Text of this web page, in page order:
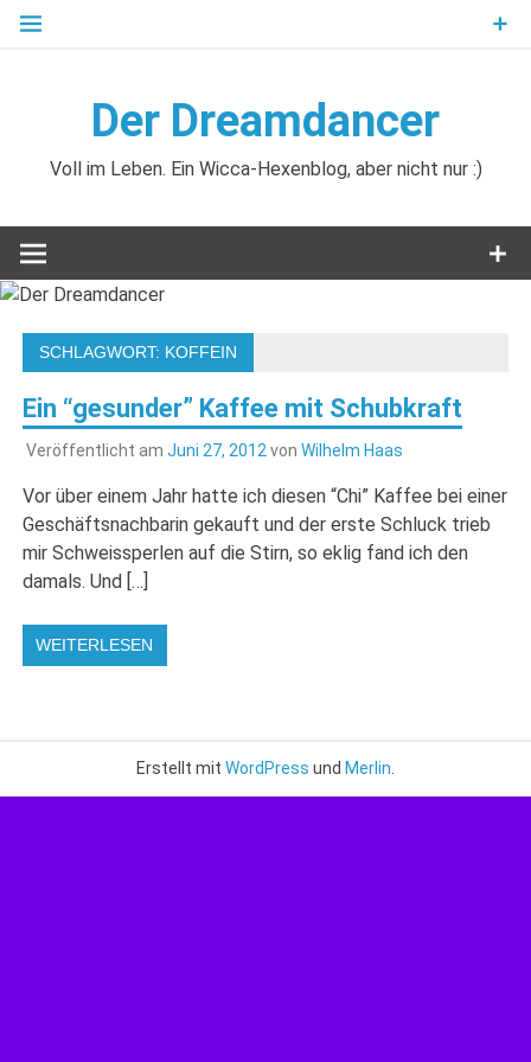
Zum
Der Dreamdancer
Voll im Leben. Ein Wicca-Hexenblog, aber nicht nur :)
SCHLAGWORT: KOFFEIN
Ein “gesunder” Kaffee mit Schubkraft
Veröffentlicht am Juni 27, 2012 von Wilhelm Haas
Vor über einem Jahr hatte ich diesen “Chi” Kaffee bei einer
Geschäftsnachbarin gekauft und der erste Schluck trieb
mir Schweissperlen auf die Stirn, so eklig fand ich den
damals. Und […]
WEITERLESEN
Erstellt mit WordPress und Merlin.